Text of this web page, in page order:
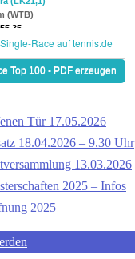
Tür 17.05.2026
18.04.2026 – 9.30 Uhr
13.03.2026
2025 – Infos
2025